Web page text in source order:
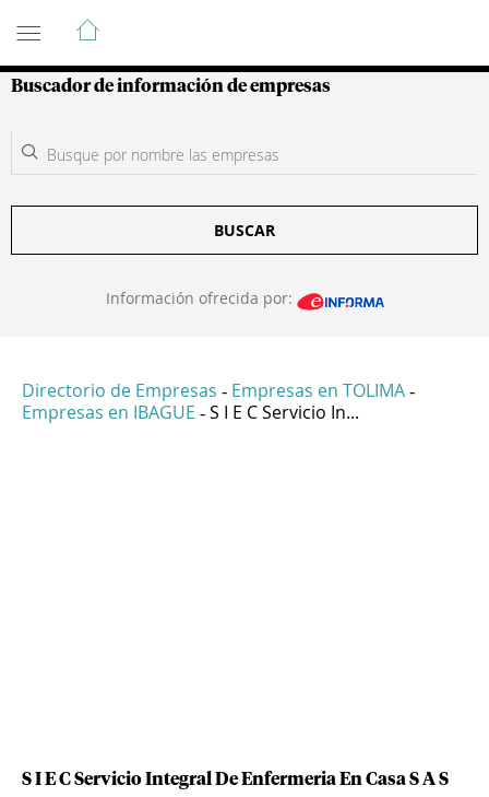
Guía de Empresas Colombianas
Buscador de información de empresas
BUSCAR
Información ofrecida por:
Directorio de Empresas - Empresas en TOLIMA -
Empresas en IBAGUE - S I E C Servicio In...
S I E C Servicio Integral De Enfermeria En Casa S A S